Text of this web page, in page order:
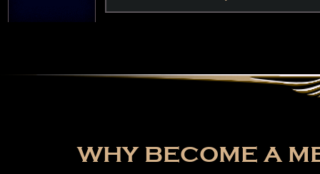
WHY BECOME A